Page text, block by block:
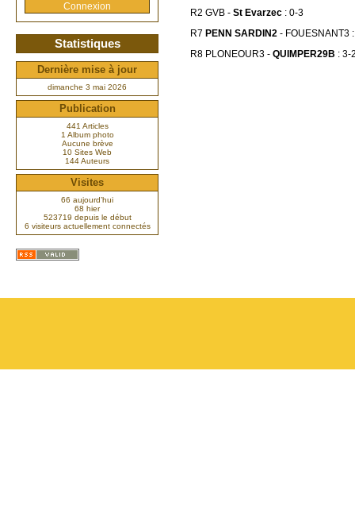
R2 GVB - St Evarzec : 0-3
R7 PENN SARDIN2 - FOUESNANT3
R8 PLONEOUR3 - QUIMPER29B : 3-
Connexion
Statistiques
Dernière mise à jour
dimanche 3 mai 2026
Publication
441 Articles
1 Album photo
Aucune brève
10 Sites Web
144 Auteurs
Visites
66 aujourd’hui
68 hier
523719 depuis le début
6 visiteurs actuellement connectés